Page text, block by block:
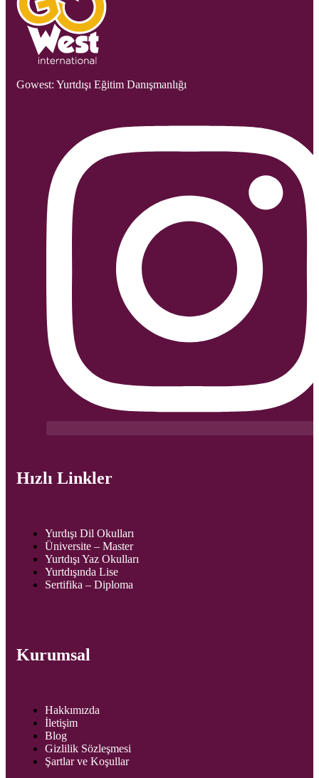
Gowest: Yurtdışı Eğitim Danışmanlığı
Hızlı Linkler
Yurdışı Dil Okulları
Üniversite – Master
Yurtdışı Yaz Okulları
Yurtdışında Lise
Sertifika – Diploma
Kurumsal
Hakkımızda
İletişim
Blog
Gizlilik Sözleşmesi
Şartlar ve Koşullar